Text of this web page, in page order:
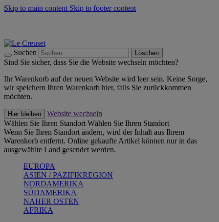
Skip to main content Skip to footer content
Suchen Löschen
Sind Sie sicher, dass Sie die Website wechseln möchten?
Ihr Warenkorb auf der neuen Website wird leer sein. Keine Sorge,
wir speichern Ihren Warenkorb hier, falls Sie zurückkommen
möchten.
Hier bleiben
Website wechseln
Wählen Sie Ihren Standort Wählen Sie Ihren Standort
Wenn Sie Ihren Standort ändern, wird der Inhalt aus Ihrem
Warenkorb entfernt. Online gekaufte Artikel können nur in das
ausgewählte Land gesendet werden.
EUROPA
ASIEN / PAZIFIKREGION
NORDAMERIKA
SÜDAMERIKA
NAHER OSTEN
AFRIKA